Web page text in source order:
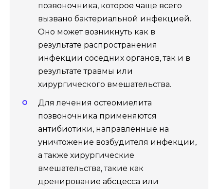
позвоночника, которое чаще всего
вызвано бактериальной инфекцией.
Оно может возникнуть как в
результате распространения
инфекции соседних органов, так и в
результате травмы или
хирургического вмешательства.
Для лечения остеомиелита
позвоночника применяются
антибиотики, направленные на
уничтожение возбудителя инфекции,
а также хирургические
вмешательства, такие как
дренирование абсцесса или